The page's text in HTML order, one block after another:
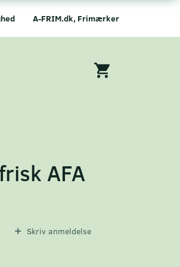
A-FRIM.dk, Frimærker
AFA
Skriv anmeldelse